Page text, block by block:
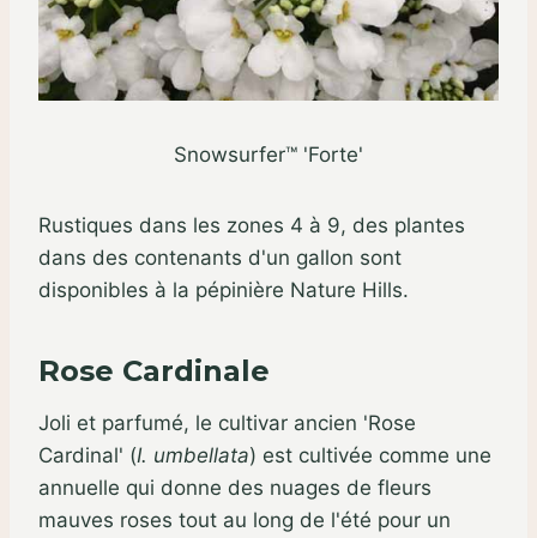
Snowsurfer™ 'Forte'
Rustiques dans les zones 4 à 9, des plantes
dans des contenants d'un gallon sont
disponibles à la pépinière Nature Hills.
Rose Cardinale
Joli et parfumé, le cultivar ancien 'Rose
Cardinal' (I. umbellata) est cultivée comme une
annuelle qui donne des nuages ​​de fleurs
mauves roses tout au long de l'été pour un